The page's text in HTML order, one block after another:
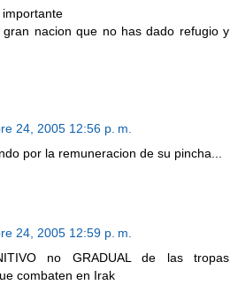
nacion que no has dado refugio y
24, 2005 12:56 p. m.
por la remuneracion de su pincha...
24, 2005 12:59 p. m.
no GRADUAL de las tropas
combaten en Irak